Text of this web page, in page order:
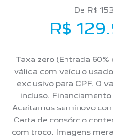
De R$
R$
Taxa zero (Entrada
válida com veículo
exclusivo para CPF. O
incluso.
Aceitamos seminovo
Carta de consórcio
com troco. Imagens